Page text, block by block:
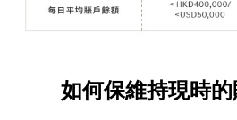
如何保維持現時的